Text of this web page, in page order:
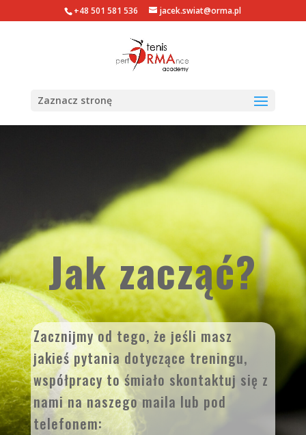
+48 501 581 536 jacek.swiat@orma.pl
Zaznacz stronę
Jak zacząć?
Zacznijmy od tego, że jeśli masz
jakieś pytania dotyczące treningu,
współpracy to śmiało skontaktuj się z
nami na naszego maila lub pod
telefonem: